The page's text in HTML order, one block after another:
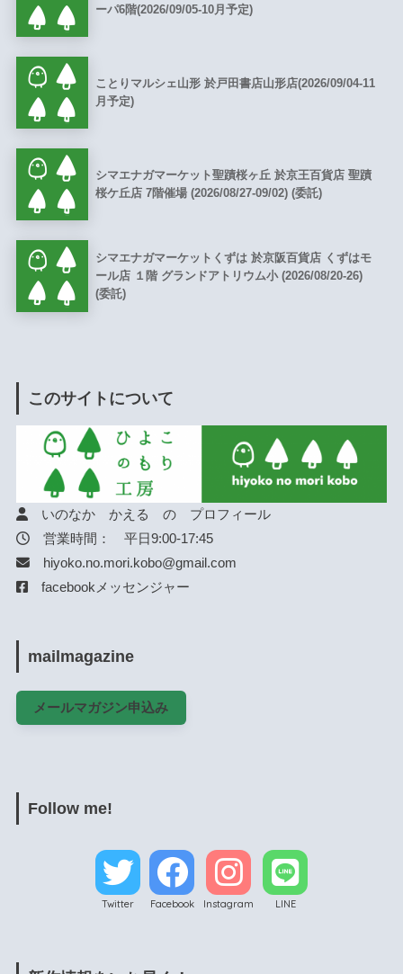
ーパ6階(2026/09/05-10月予定)
ことりマルシェ山形 於戸田書店山形店(2026/09/04-11
月予定)
シマエナガマーケット聖蹟桜ヶ丘 於京王百貨店 聖蹟
桜ケ丘店 7階催場 (2026/08/27-09/02) (委託)
シマエナガマーケットくずは 於京阪百貨店 くずはモ
ール店 １階 グランドアトリウム小 (2026/08/20-26)
(委託)
このサイトについて
いのなか かえる の プロフィール
営業時間： 平日9:00-17:45
hiyoko.no.mori.kobo@gmail.com
facebookメッセンジャー
mailmagazine
メールマガジン申込み
Follow me!
Twitter Facebook Instagram LINE